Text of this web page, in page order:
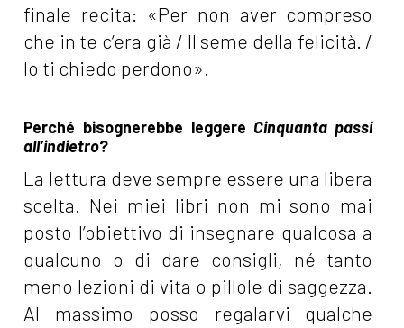
finale recita: «Per non aver compreso
che in te c’era già / Il seme della felicità. /
Io ti chiedo perdono».
Perché bisognerebbe leggere Cinquanta passi
all’indietro?
La lettura deve sempre essere una libera
scelta. Nei miei libri non mi sono mai
posto l’obiettivo di insegnare qualcosa a
qualcuno o di dare consigli, né tanto
meno lezioni di vita o pillole di saggezza.
Al massimo posso regalarvi qualche